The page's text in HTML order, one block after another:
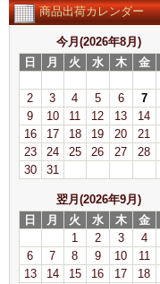
商品出荷カレンダー
今月(2026年8月)
日
月 火 水 木 金
2
3 4 5 6 7
9
10 11 12 13 14
16
17 18 19 20 21
23
24 25 26 27 28
30
31
翌月(2026年9月)
日
月 火 水 木 金
1
2 3 4
6
7 8 9 10 11
13
14 15 16 17 18